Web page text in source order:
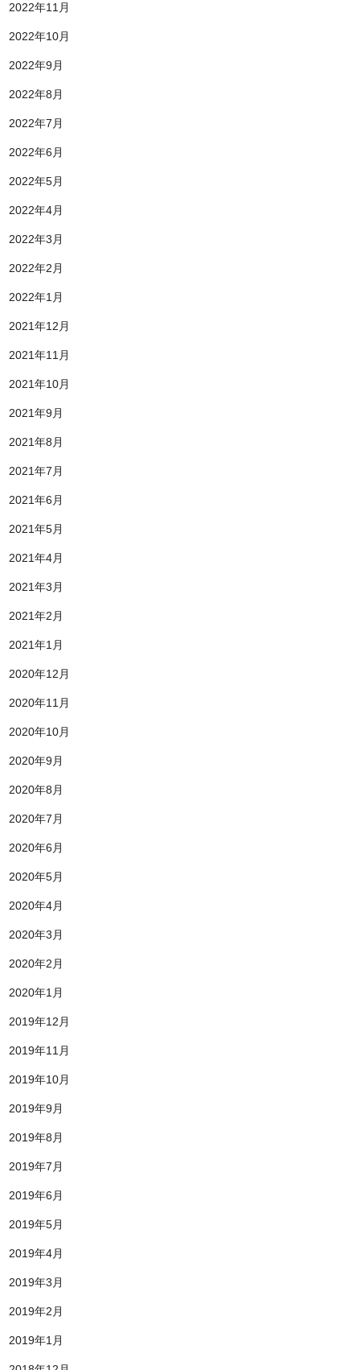
2022年11月
2022年10月
2022年9月
2022年8月
2022年7月
2022年6月
2022年5月
2022年4月
2022年3月
2022年2月
2022年1月
2021年12月
2021年11月
2021年10月
2021年9月
2021年8月
2021年7月
2021年6月
2021年5月
2021年4月
2021年3月
2021年2月
2021年1月
2020年12月
2020年11月
2020年10月
2020年9月
2020年8月
2020年7月
2020年6月
2020年5月
2020年4月
2020年3月
2020年2月
2020年1月
2019年12月
2019年11月
2019年10月
2019年9月
2019年8月
2019年7月
2019年6月
2019年5月
2019年4月
2019年3月
2019年2月
2019年1月